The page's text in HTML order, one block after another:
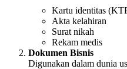
Kartu identitas
Akta kelahiran
Surat nikah
Rekam medis
Dokumen Bisnis
Digunakan dalam dunia